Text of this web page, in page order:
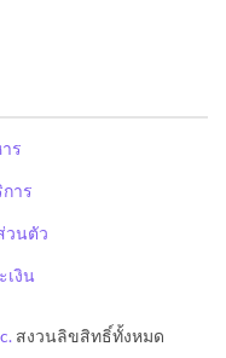
ร
าร
วนตัว
เงิน
สงวนลิขสิทธิ์ทั้งหมด